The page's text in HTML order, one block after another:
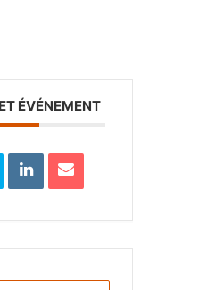
ÉVÉNEMENT